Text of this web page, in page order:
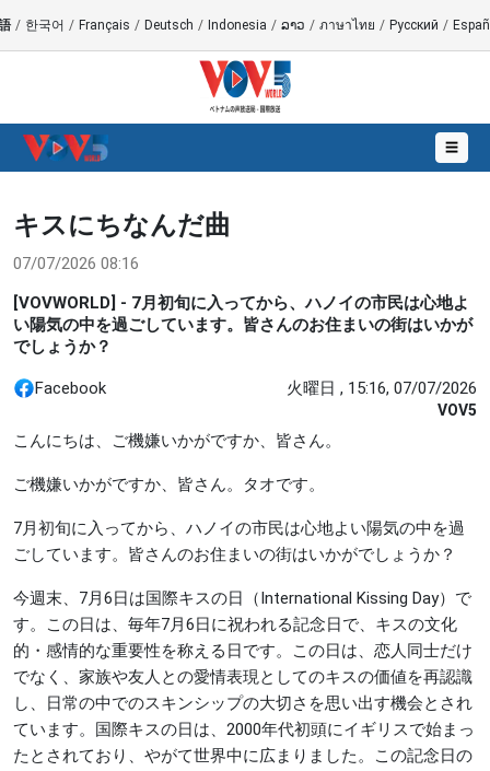
/ 한국어 / Français / Deutsch / Indonesia / ລາວ / ภาษาไทย / Русский /
☰
キスにちなんだ曲
07/07/2026 08:16
[VOVWORLD] - 7月初旬に入ってから、ハノイの市民は心地よ
い陽気の中を過ごしています。皆さんのお住まいの街はいかが
でしょうか？
Facebook 火曜日 , 15:16, 07/07/2026
VOV5
こんにちは、ご機嫌いかがですか、皆さん。
ご機嫌いかがですか、皆さん。タオです。
7月初旬に入ってから、ハノイの市民は心地よい陽気の中を過
ごしています。皆さんのお住まいの街はいかがでしょうか？
今週末、7月6日は国際キスの日（International Kissing Day）で
す。この日は、毎年7月6日に祝われる記念日で、キスの文化
的・感情的な重要性を称える日です。この日は、恋人同士だけ
でなく、家族や友人との愛情表現としてのキスの価値を再認識
し、日常の中でのスキンシップの大切さを思い出す機会とされ
ています。国際キスの日は、2000年代初頭にイギリスで始まっ
たとされており、やがて世界中に広まりました。この記念日の